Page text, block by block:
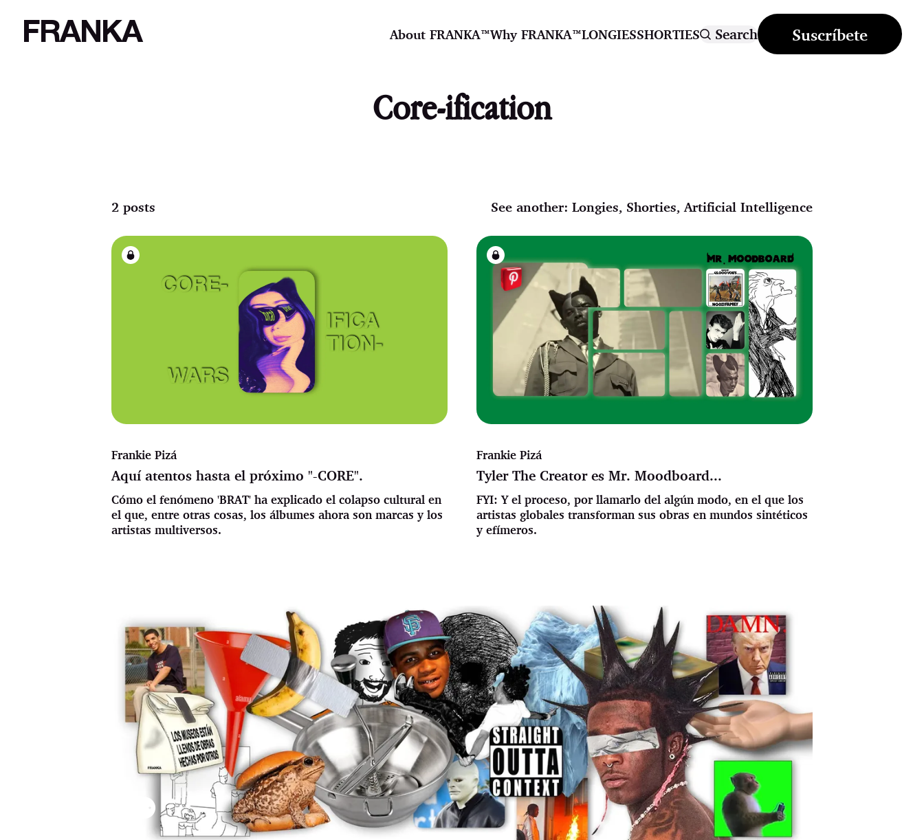
FRANKA About FRANKA™️Why FRANKA™️LONGIESSHORTIES Search Suscríbete
Core-ification
2 posts See another:Longies, Shorties,Artificial Intelligence
Frankie Pizá
Aquí atentos hasta el próximo "-CORE".
Cómo el fenómeno 'BRAT' ha explicado el colapso cultural en
el que, entre otras cosas, los álbumes ahora son marcas y los
artistas multiversos.
Frankie Pizá
Tyler The Creator es Mr. Moodboard...
FYI: Y el proceso, por llamarlo del algún modo, en el que los
artistas globales transforman sus obras en mundos sintéticos
y efímeros.
⚉